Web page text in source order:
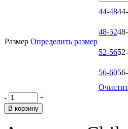
Размер Определить размер
44-48
48-52
52-56
56-60
-
+
В корзину